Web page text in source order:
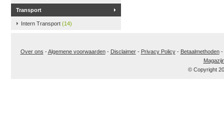
Transport
Intern Transport (14)
Over ons -Algemene voorwaarden- Disclaimer- Privacy Policy- Betaalmethoden-
© Copyright